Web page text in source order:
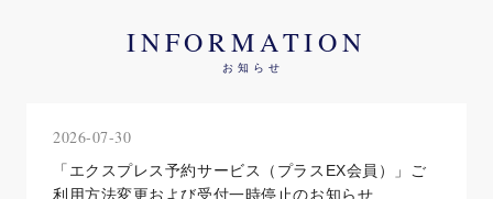
INFORMATION
お知らせ
2026-07-30
「エクスプレス予約サービス（プラスEX会員）」ご
利用方法変更および受付一時停止のお知らせ